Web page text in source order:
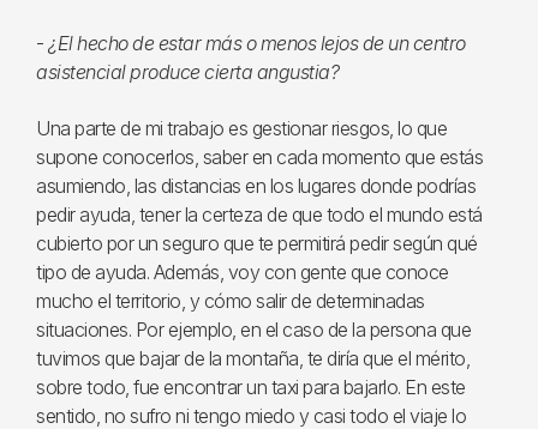
- ¿El hecho de estar más o menos lejos de un centro
asistencial produce cierta angustia?
Una parte de mi trabajo es gestionar riesgos, lo que
supone conocerlos, saber en cada momento que estás
asumiendo, las distancias en los lugares donde podrías
pedir ayuda, tener la certeza de que todo el mundo está
cubierto por un seguro que te permitirá pedir según qué
tipo de ayuda. Además, voy con gente que conoce
mucho el territorio, y cómo salir de determinadas
situaciones. Por ejemplo, en el caso de la persona que
tuvimos que bajar de la montaña, te diría que el mérito,
sobre todo, fue encontrar un taxi para bajarlo. En este
sentido, no sufro ni tengo miedo y casi todo el viaje lo